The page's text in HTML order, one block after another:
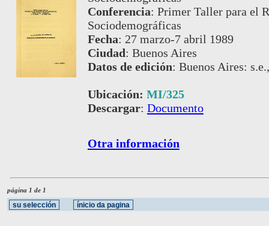
Conferencia: Primer Taller para el
Sociodemográficas
Fecha: 27 marzo-7 abril 1989
Ciudad: Buenos Aires
Datos de edición: Buenos Aires:
Ubicación: MI/325
Descargar: Documento
Otra información
página 1 de 1